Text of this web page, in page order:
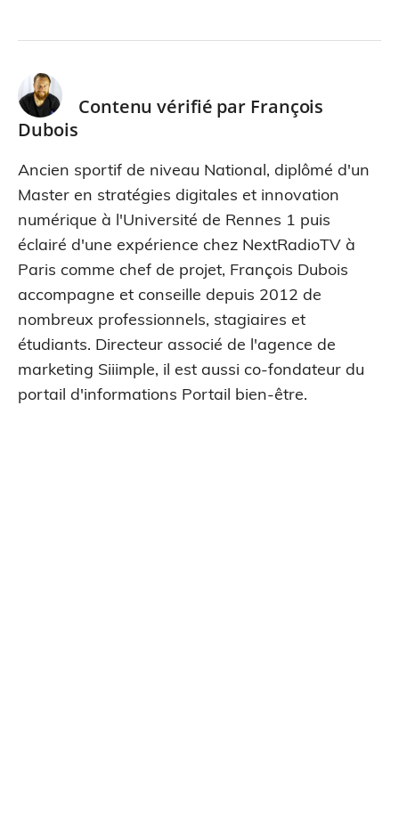
Contenu vérifié par François
Dubois
Ancien sportif de niveau National, diplômé d'un
Master en stratégies digitales et innovation
numérique à l'Université de Rennes 1 puis
éclairé d'une expérience chez NextRadioTV à
Paris comme chef de projet, François Dubois
accompagne et conseille depuis 2012 de
nombreux professionnels, stagiaires et
étudiants. Directeur associé de l'agence de
marketing Siiimple, il est aussi co-fondateur du
portail d'informations Portail bien-être.